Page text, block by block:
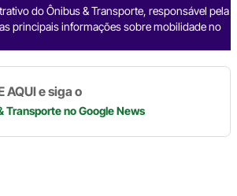
do Ônibus & Transporte, responsável pela
principais informações sobre mobilidade no
AQUI e siga o
Transporteno Google News